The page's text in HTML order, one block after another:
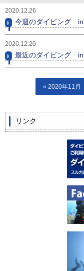
ミニツアー
ビッグツアー
イベント
2020.12.26
今週のダイビング
2020.12.20
最近のダイビング
« 2020年11月
リンク